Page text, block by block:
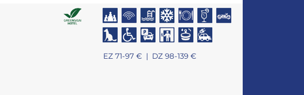
EZ 71-97 € | DZ 98-139 €